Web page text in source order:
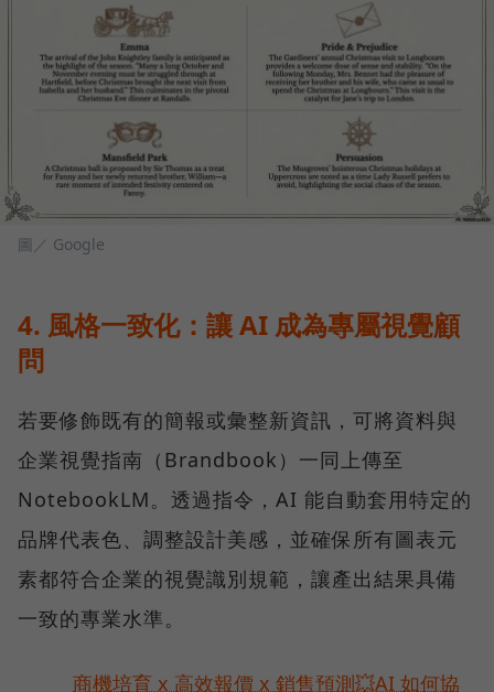
圖／ Google
4. 風格一致化：讓 AI 成為專屬視覺顧
問
若要修飾既有的簡報或彙整新資訊，可將資料與
企業視覺指南（Brandbook）一同上傳至
NotebookLM。透過指令，AI 能自動套用特定的
品牌代表色、調整設計美感，並確保所有圖表元
素都符合企業的視覺識別規範，讓產出結果具備
一致的專業水準。
商機培育 x 高效報價 x 銷售預測💥AI 如何協